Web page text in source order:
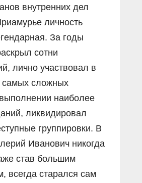
внутренних дел
личность
За годы
сотни
лично участвовал в
самых сложных
наиболее
ликвидировал
группировки. В
Иванович никогда
став большим
всегда старался сам